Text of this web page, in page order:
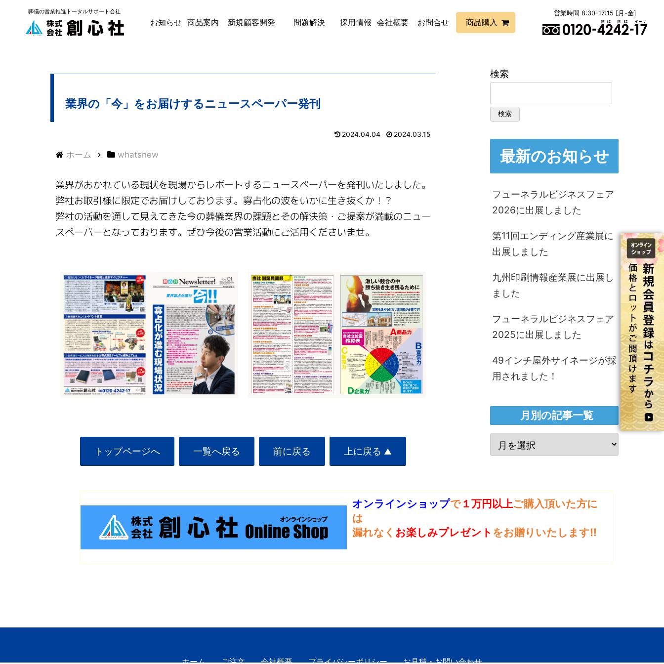
葬儀の営業推進トータルサポート会社
お知らせ 商品案内 新規顧客開発 問題解決 採用情報 会社概要 お問合せ 商品購入
営業時間 8:30-17:15 [月-金]
業界の「今」をお届けするニュースペーパー発刊
2024.04.04 2024.03.15
ホーム whatsnew
業界がおかれている現状を現場からレポートするニュースペーパーを発刊いたしました。
弊社お取引様に限定でお届けしております。寡占化の波をいかに生き抜くか！？
弊社の活動を通して見えてきた今の葬儀業界の課題とその解決策・ご提案が満載のニュー
スペーパーとなっております。ぜひ今後の営業活動にご活用くださいませ。
トップページへ 一覧へ戻る 前に戻る 上に戻る ▲
オンラインショップで１万円以上ご購入頂いた方に
は
漏れなく お楽しみプレゼント をお贈りいたします!!
検索
検索
最新のお知らせ
フューネラルビジネスフェア
2026に出展しました
第11回エンディング産業展に
出展しました
九州印刷情報産業展に出展し
ました
フューネラルビジネスフェア
2025に出展しました
49インチ屋外サイネージが採
用されました！
月別の記事一覧
ホーム ご注文 会社概要 プライバシーポリシー お見積・お問い合わせ